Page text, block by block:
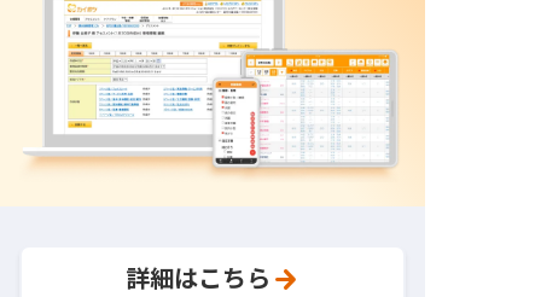
詳細はこちら